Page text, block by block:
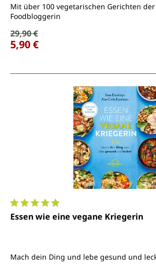
Mit über 100 vegetarischen Gerichten der
Foodbloggerin
Verkaufspreis:
Regulärer Preis:
29,90 €
5,90 €
Durchschnittliche Bewertung von 5
Essen wie eine vegane Kriegerin
Mach dein Ding und lebe gesund und